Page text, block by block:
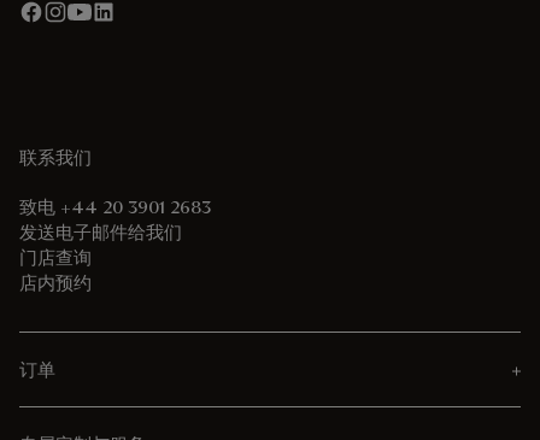
联系我们
致电 +44 20 3901 2683
发送电子邮件给我们
门店查询
店内预约
订单